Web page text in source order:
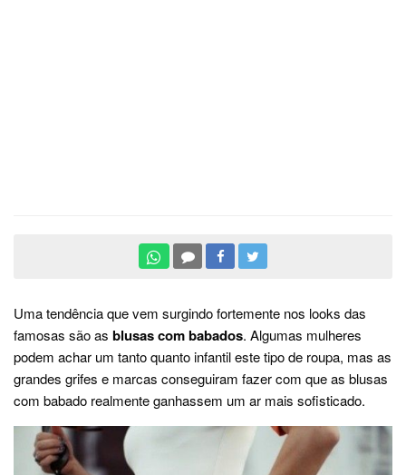
Uma tendência que vem surgindo fortemente nos looks das
famosas são as blusas com babados. Algumas mulheres
podem achar um tanto quanto infantil este tipo de roupa, mas as
grandes grifes e marcas conseguiram fazer com que as blusas
com babado realmente ganhassem um ar mais sofisticado.